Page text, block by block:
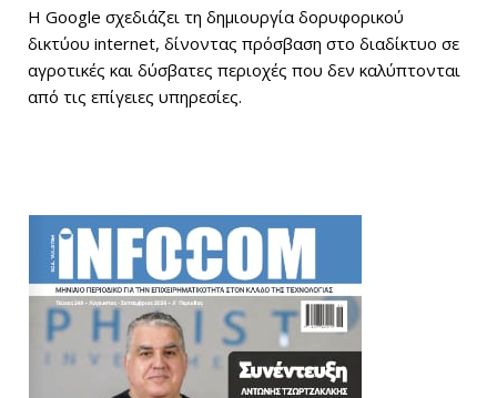
Η Google σχεδιάζει τη δημιουργία δορυφορικού
δικτύου internet, δίνοντας πρόσβαση στο διαδίκτυο σε
αγροτικές και δύσβατες περιοχές που δεν καλύπτονται
από τις επίγειες υπηρεσίες.